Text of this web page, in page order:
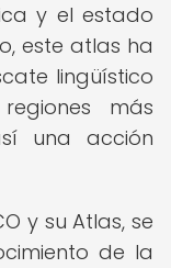
y el estado
este atlas ha
lingüístico
más
una acción
y su Atlas, se
de la